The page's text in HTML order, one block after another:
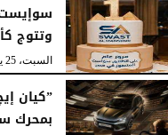
سوإيست
وتتوج
السبت، 25 يوليو 2026
بمحرك سعة 2.0